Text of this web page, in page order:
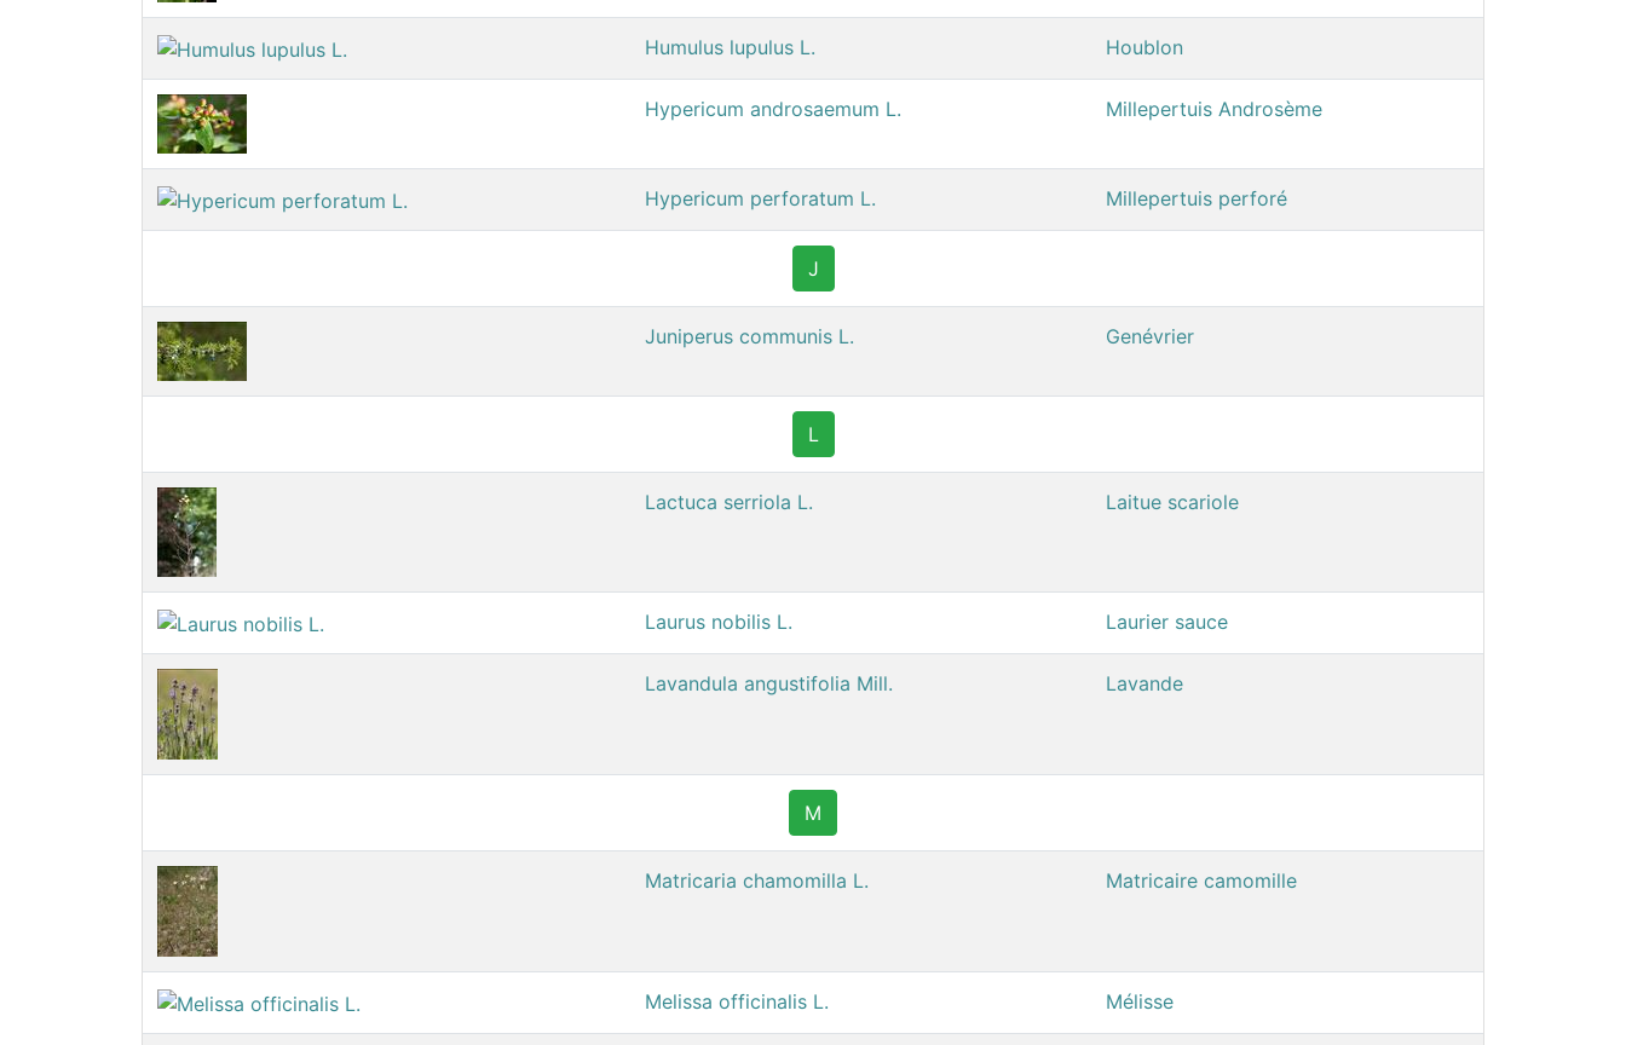
Humulus lupulus L. Houblon
Hypericum androsaemum L. Millepertuis Androsème
Hypericum perforatum L. Millepertuis perforé
J
Juniperus communis L. Genévrier
L
Lactuca serriola L. Laitue scariole
Laurus nobilis L. Laurier sauce
Lavandula angustifolia Mill. Lavande
M
Matricaria chamomilla L. Matricaire camomille
Melissa officinalis L. Mélisse